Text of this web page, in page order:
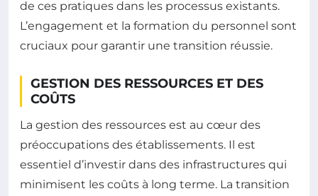
de ces pratiques dans les processus existants.
L’engagement et la formation du personnel sont
cruciaux pour garantir une transition réussie.
GESTION DES RESSOURCES ET DES
COÛTS
La gestion des ressources est au cœur des
préoccupations des établissements. Il est
essentiel d’investir dans des infrastructures qui
minimisent les coûts à long terme. La transition